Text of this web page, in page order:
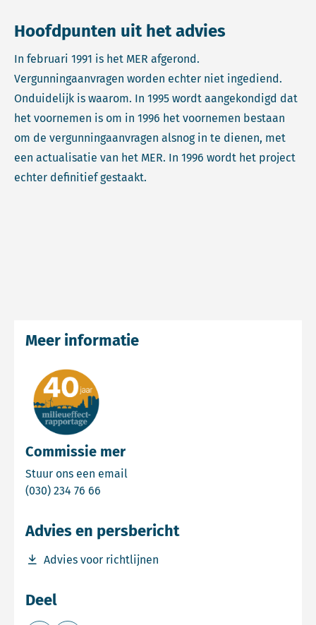
Hoofdpunten uit het advies
In februari 1991 is het MER afgerond.
Vergunningaanvragen worden echter niet ingediend.
Onduidelijk is waarom. In 1995 wordt aangekondigd dat
het voornemen is om in 1996 het voornemen bestaan
om de vergunningaanvragen alsnog in te dienen, met
een actualisatie van het MER. In 1996 wordt het project
echter definitief gestaakt.
Commissie mer
Stuur ons een email
(030) 234 76 66
Meer informatie
Advies en persbericht
Advies voor richtlijnen
Download bestand Advies voor richtlijnen
Deel